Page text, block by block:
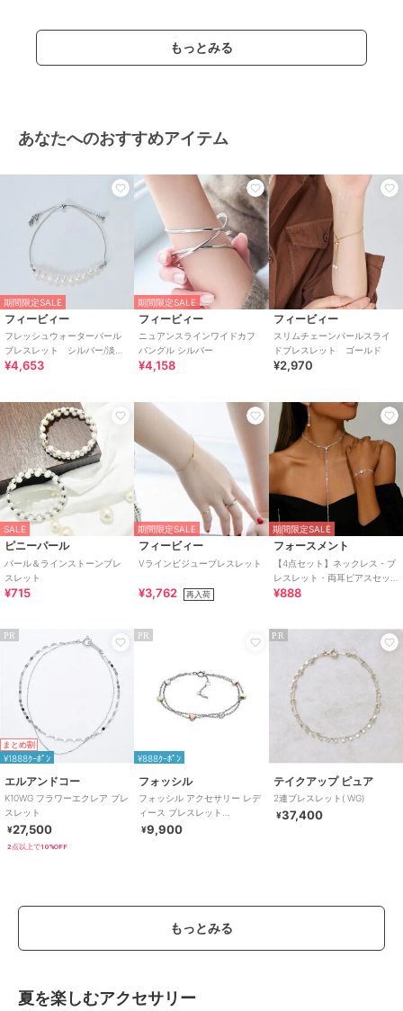
もっとみる
あなたへのおすすめアイテム
期間限定SALE
フィービィー
フレッシュウォーターパール
ブレスレット シルバー/淡水
パール
¥4,653
期間限定SALE
フィービィー
ニュアンスラインワイドカフ
バングル シルバー
¥4,158
フィービィー
スリムチェーンパールスライ
ドブレスレット ゴールド
¥2,970
SALE
ピニーパール
パール＆ラインストーンブレ
スレット
¥715
期間限定SALE
フィービィー
Vラインビジューブレスレット
¥3,762 再入荷
期間限定SALE
フォースメント
【4点セット】ネックレス・ブ
レスレット・両耳ピアスセッ
ト
¥888
PR
まとめ割
¥1888ｸｰﾎﾟﾝ
エルアンドコー
K10WG フラワーエクレア ブレ
スレット
¥27,500
2点以上で10%OFF
PR
¥888ｸｰﾎﾟﾝ
フォッシル
フォッシル アクセサリー レデ
ィース ブレスレット
JF02854998
¥9,900
PR
テイクアップ ピュア
2連ブレスレット( WG)
¥37,400
もっとみる
夏を楽しむアクセサリー